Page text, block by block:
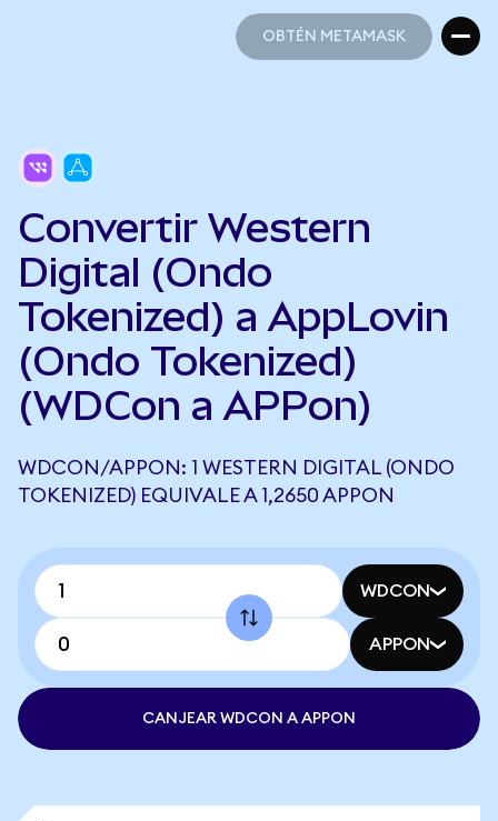
OBTÉN METAMASK
Convertir Western
Digital (Ondo
Tokenized) a AppLovin
(Ondo Tokenized)
(WDCon a APPon)
WDCON/APPON: 1 WESTERN DIGITAL (ONDO
TOKENIZED) EQUIVALE A 1,2650 APPON
WDCON
APPON
CANJEAR WDCON A APPON